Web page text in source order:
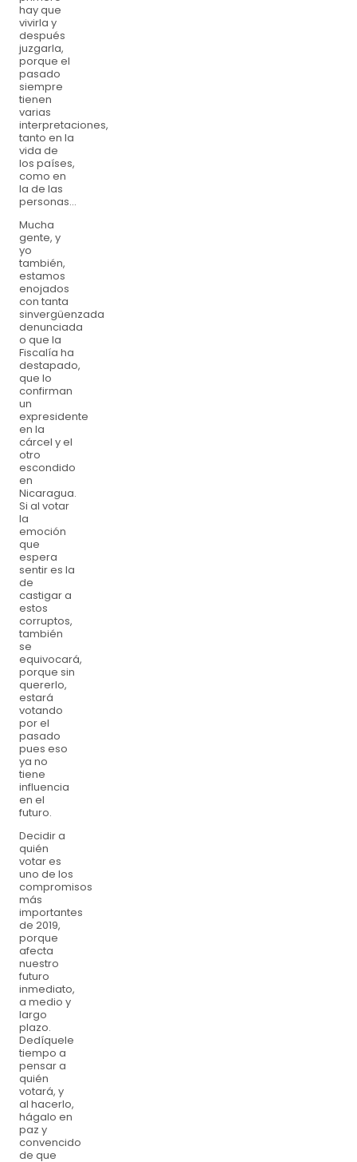
hay que
vivirla y
después
juzgarla,
porque el
pasado
siempre
tienen
varias
interpretaciones,
tanto en la
vida de
los países,
como en
la de las
personas...
Mucha
gente, y
yo
también,
estamos
enojados
con tanta
sinvergüenzada
denunciada
o que la
Fiscalía ha
destapado,
que lo
confirman
un
expresidente
en la
cárcel y el
otro
escondido
en
Nicaragua.
Si al votar
la
emoción
que
espera
sentir es la
de
castigar a
estos
corruptos,
también
se
equivocará,
porque sin
quererlo,
estará
votando
por el
pasado
pues eso
ya no
tiene
influencia
en el
futuro.
Decidir a
quién
votar es
uno de los
compromisos
más
importantes
de 2019,
porque
afecta
nuestro
futuro
inmediato,
a medio y
largo
plazo.
Dedíquele
tiempo a
pensar a
quién
votará, y
al hacerlo,
hágalo en
paz y
convencido
de que